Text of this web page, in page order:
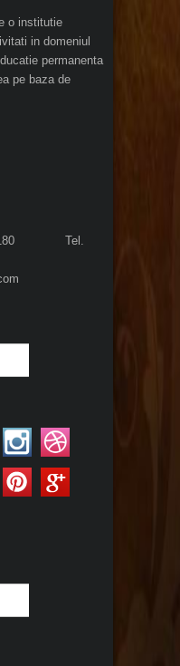
o institutie
in domeniul
permanenta
pe baza de
180 Tel.